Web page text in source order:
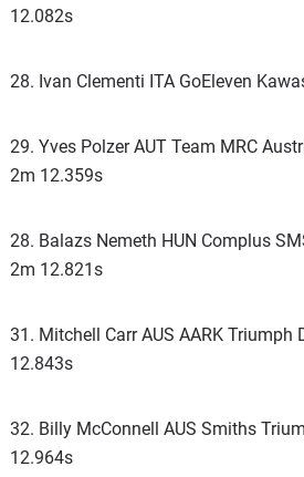
12.082s
28. Ivan Clementi ITA GoEleven
29. Yves Polzer AUT Team MRC
2m 12.359s
28. Balazs Nemeth HUN Complus
2m 12.821s
31. Mitchell Carr AUS AARK Triumph
12.843s
32. Billy McConnell AUS Smiths
12.964s